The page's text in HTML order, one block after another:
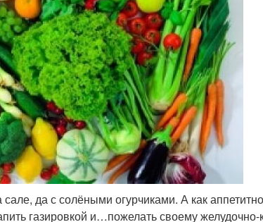
да с солёными огурчиками. А как
газировкой и…пожелать своему желудочно-